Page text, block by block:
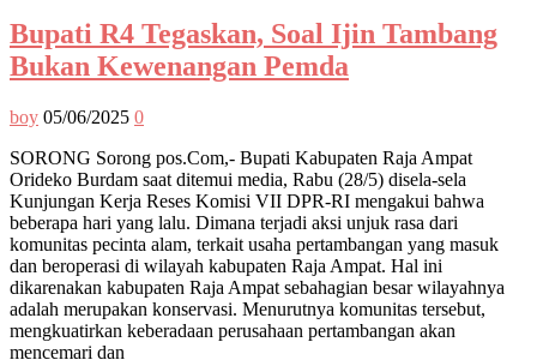
Bupati R4 Tegaskan, Soal Ijin Tambang
Bukan Kewenangan Pemda
boy 05/06/2025 0
SORONG Sorong pos.Com,- Bupati Kabupaten Raja Ampat
Orideko Burdam saat ditemui media, Rabu (28/5) disela-sela
Kunjungan Kerja Reses Komisi VII DPR-RI mengakui bahwa
beberapa hari yang lalu. Dimana terjadi aksi unjuk rasa dari
komunitas pecinta alam, terkait usaha pertambangan yang masuk
dan beroperasi di wilayah kabupaten Raja Ampat. Hal ini
dikarenakan kabupaten Raja Ampat sebahagian besar wilayahnya
adalah merupakan konservasi. Menurutnya komunitas tersebut,
mengkuatirkan keberadaan perusahaan pertambangan akan
mencemari dan